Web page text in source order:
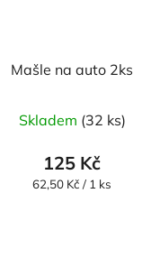
Mašle na auto 2ks
Skladem (32 ks)
125 Kč
Měrná
62,50 Kč / 1 ks